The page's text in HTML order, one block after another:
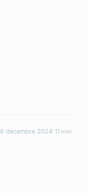
6 décembre 2024 11 min